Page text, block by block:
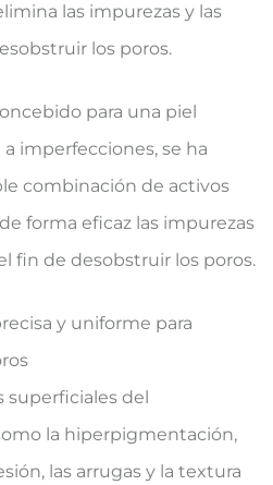
las impurezas y las
los poros.
para una piel
imperfecciones, se ha
combinación de activos
forma eficaz las impurezas
fin de desobstruir los poros.
y uniforme para
superficiales del
la hiperpigmentación,
las arrugas y la textura